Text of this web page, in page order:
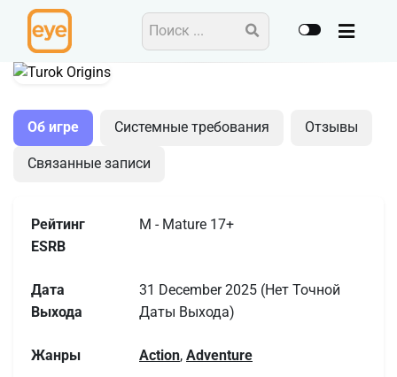
Action
Об игре Системные требования Отзывы
Связанные записи
Рейтинг
ESRB
M - Mature 17+
Дата
Выхода
31 December 2025 (Нет Точной
Даты Выхода)
Жанры Action, Adventure